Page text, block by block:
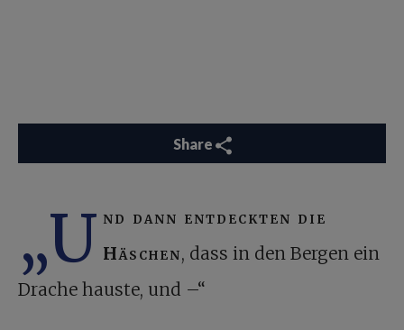
Share
„U nd dann entdeckten die
Häschen, dass in den Bergen ein
Drache hauste, und –“